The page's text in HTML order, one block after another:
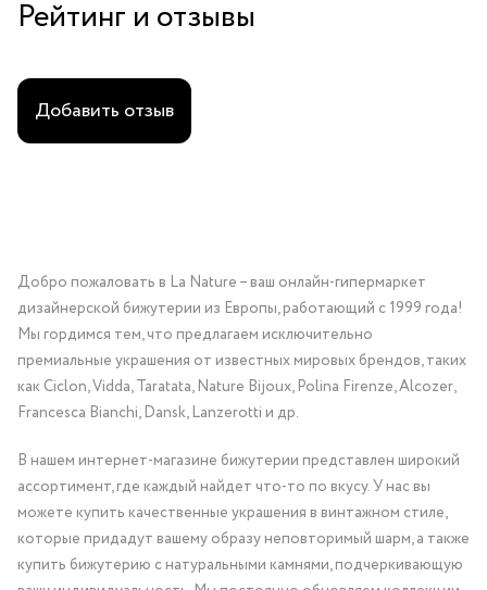
Рейтинг и отзывы
Добавить отзыв
Добро пожаловать в La Nature – ваш онлайн-гипермаркет
дизайнерской бижутерии из Европы, работающий с 1999 года!
Мы гордимся тем, что предлагаем исключительно
премиальные украшения от известных мировых брендов, таких
как Ciclon, Vidda, Taratata, Nature Bijoux, Polina Firenze, Alcozer,
Francesca Bianchi, Dansk, Lanzerotti и др.
В нашем интернет-магазине бижутерии представлен широкий
ассортимент, где каждый найдет что-то по вкусу. У нас вы
можете купить качественные украшения в винтажном стиле,
которые придадут вашему образу неповторимый шарм, а также
купить бижутерию с натуральными камнями, подчеркивающую